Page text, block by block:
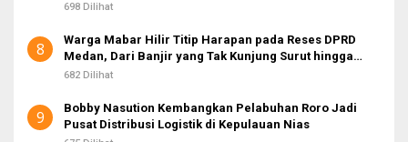
698 Dilihat
8
Warga Mabar Hilir Titip Harapan pada Reses DPRD
Medan, Dari Banjir yang Tak Kunjung Surut hingga
Layanan IKD
682 Dilihat
9
Bobby Nasution Kembangkan Pelabuhan Roro Jadi
Pusat Distribusi Logistik di Kepulauan Nias